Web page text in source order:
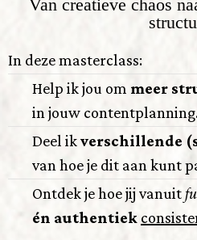
Van creatieve chaos
In deze masterclass:
Help ik jou om meer
in jouw
Deel ikverschillende
van hoe je dit aan kunt
Ontdek je hoe jij vanuit
én authentiek